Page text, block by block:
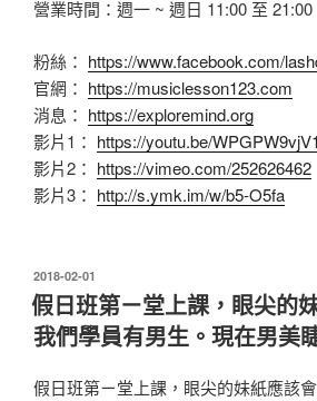
營業時間：週一 ~ 週日 11:00 至 21:00
粉絲： https://www.facebook.com/
官網： https://musiclesson123.com
消息： https://exploremind.org
影片1： https://youtu.be/
影片2： https://vimeo.com/252626462
影片3： http://s.ymk.im/w/b5-O5fa
發
佈
於
2018-02-01
假日班第ㄧ堂上課，眼尖的
我們學員有男生。現在男美
假日班第ㄧ堂上課，眼尖的妹紙應該